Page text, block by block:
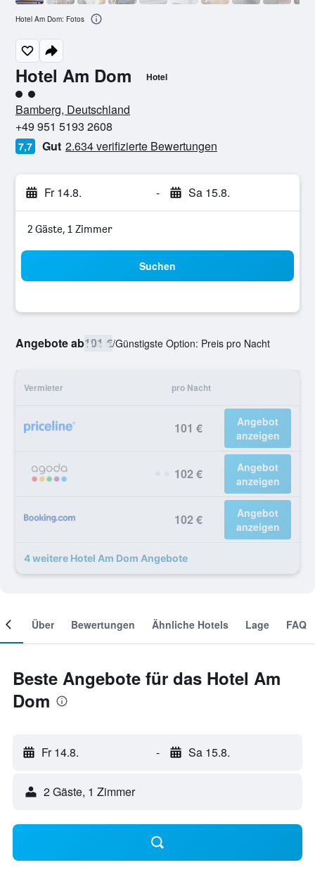
Hotel Am Dom Hotel
Bewertungskategorie 2
Bamberg, Deutschland
+49 951 5193 2608
7,7 Gut 2.634 verifizierte Bewertungen
Fr 14.8. - Sa 15.8.
2 Gäste, 1 Zimmer
Suchen
Angebote ab101 €/Günstigste Option: Preis pro Nacht
Vermieter pro Nacht
101 €
Angebot
anzeigen
102 €
Angebot
anzeigen
102 €
Angebot
anzeigen
4 weitere Hotel Am Dom Angebote
Hotel Am Dom: Fotos
Über Bewertungen Ähnliche Hotels Lage FAQ
Beste Angebote für das Hotel Am
Dom
Fr 14.8. - Sa 15.8.
2 Gäste, 1 Zimmer